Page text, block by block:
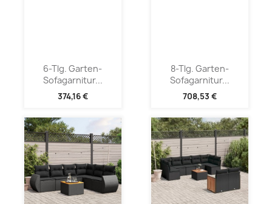
6-Tlg. Garten-
Sofagarnitur...
374,16 €
8-Tlg. Garten-
Sofagarnitur...
708,53 €